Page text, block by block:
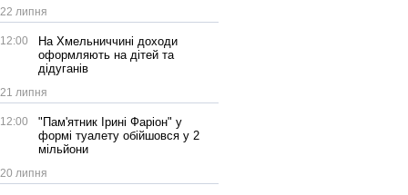
22 липня
12:00
На Хмельниччині доходи
оформляють на дітей та
дідуганів
21 липня
12:00
"Пам'ятник Ірині Фаріон" у
формі туалету обійшовся у 2
мільйони
20 липня